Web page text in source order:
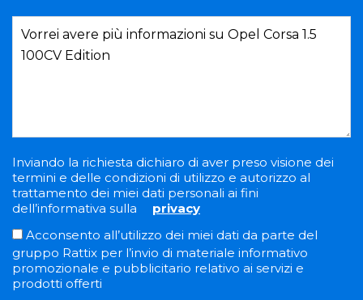
Inviando la richiesta dichiaro di aver preso visione dei
termini e delle condizioni di utilizzo e autorizzo al
trattamento dei miei dati personali ai fini
dell’informativa sulla
privacy
Acconsento all’utilizzo dei miei dati da parte del
gruppo Rattix per l’invio di materiale informativo
promozionale e pubblicitario relativo ai servizi e
prodotti offerti